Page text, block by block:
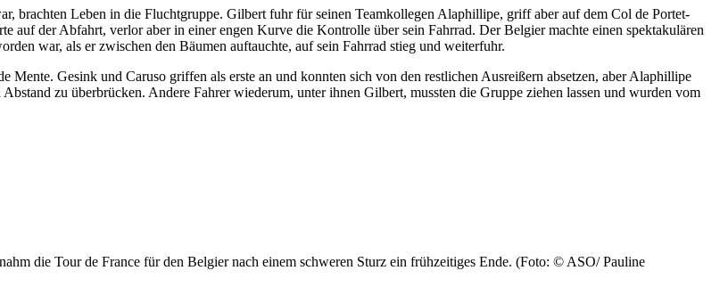
brachten Leben in die Fluchtgruppe. Gilbert fuhr für seinen Teamkollegen Alaphillipe, griff aber auf dem Col de Portet-
auf der Abfahrt, verlor aber in einer engen Kurve die Kontrolle über sein Fahrrad. Der Belgier machte einen spektakulären
war, als er zwischen den Bäumen auftauchte, auf sein Fahrrad stieg und weiterfuhr.
Gesink und Caruso griffen als erste an und konnten sich von den restlichen Ausreißern absetzen, aber Alaphillipe
zu überbrücken. Andere Fahrer wiederum, unter ihnen Gilbert, mussten die Gruppe ziehen lassen und wurden vom
die Tour de France für den Belgier nach einem schweren Sturz ein frühzeitiges Ende. (Foto: © ASO/ Pauline